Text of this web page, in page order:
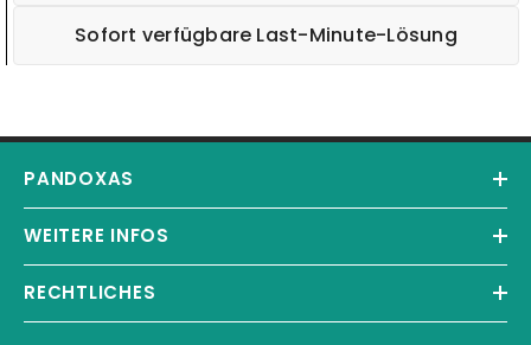
Sofort verfügbare Last-Minute-Lösung
PANDOXAS
WEITERE INFOS
RECHTLICHES